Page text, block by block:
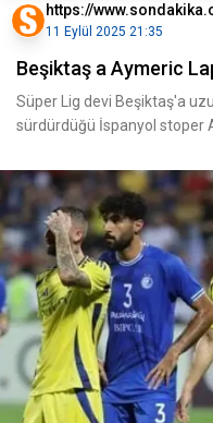
https://
11 Eylül 2025 21:35
Beşiktaş a Aymeric
Süper Lig devi Beşiktaş'a
sürdürdüğü İspanyol stoper